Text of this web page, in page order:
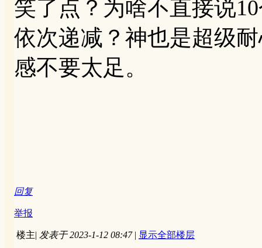
笑了点？为啥不直接说
依次递减？神也是超级
感不要太足。
回复
举报
楼主| 发表于 2023-1-12 08:47 | 显示全部楼层